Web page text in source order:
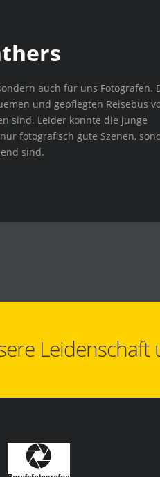
auch für uns Fotografen.
und gepflegten Reisebus
sind. Leider konnte die junge
fotografisch gute Szenen,
sind.
Leidenschaft